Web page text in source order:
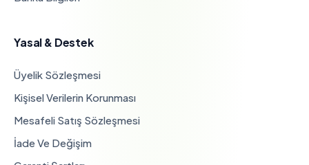
Yasal & Destek
Üyelik Sözleşmesi
Kişisel Verilerin Korunması
Mesafeli Satış Sözleşmesi
İade Ve Değişim